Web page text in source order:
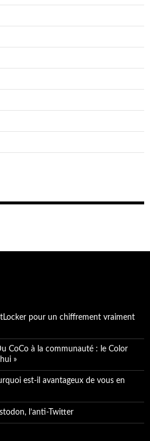
pour un chiffrement vraiment
CoCo à la communauté : le Color
»
est-il avantageux de vous en
l’anti-Twitter